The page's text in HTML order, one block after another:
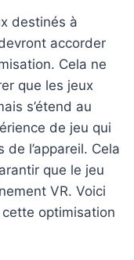
destinés à
accorder
Cela ne
que les jeux
s’étend au
de jeu qui
l’appareil. Cela
que le jeu
VR. Voici
optimisation